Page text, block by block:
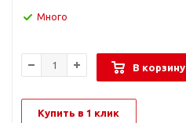
Много
В корзину
Купить в 1 клик